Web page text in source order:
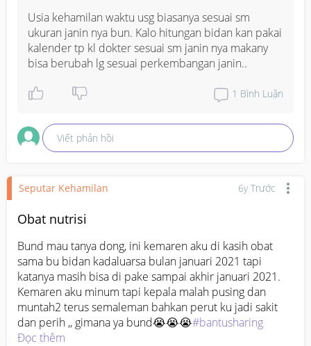
Usia kehamilan waktu usg biasanya sesuai sm
ukuran janin nya bun. Kalo hitungan bidan kan pakai
kalender tp kl dokter sesuai sm janin nya makany
bisa berubah lg sesuai perkembangan janin..
1 Bình Luận
Viết phản hồi
Seputar Kehamilan 6y Trước
Obat nutrisi
Bund mau tanya dong, ini kemaren aku di kasih obat
sama bu bidan kadaluarsa bulan januari 2021 tapi
katanya masih bisa di pake sampai akhir januari 2021.
Kemaren aku minum tapi kepala malah pusing dan
muntah2 terus semaleman bahkan perut ku jadi sakit
dan perih ,, gimana ya bund😭😭😭#bantusharing
Đọc thêm